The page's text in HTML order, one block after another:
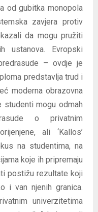
od gubitka monopola
zavjera protiv
da mogu pružiti
ustanova. Evropski
– ovdje je
predstavlja trud i
moderna obrazovna
studenti mogu odmah
o privatnim
ali ‘Kallos’
na studentima, na
koje ih pripremaju
postižu rezultate koji
i van njenih granica.
univerzitetima